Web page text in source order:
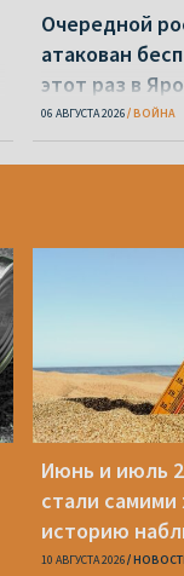
Очередной
атакован
этот раз в
06 АВГУСТА 2026 ВОЙНА
Июнь и июль
стали
историю
10 АВГУСТА 2026